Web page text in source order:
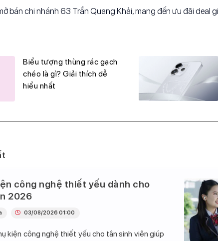
bán chi nhánh 63 Trần Quang Khải, mang đến ưu đãi deal
Biểu tượng thùng rác gạch
chéo là gì? Giải thích dễ
hiểu nhất
công nghệ thiết yếu dành cho
2026
kiện công nghệ thiết yếu cho tân sinh viên giúp
03/08/2026 01:00